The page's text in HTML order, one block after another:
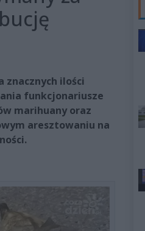
znacznych ilości
funkcjonariusze
marihuany oraz
aresztowaniu na